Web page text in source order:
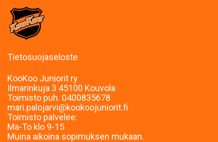
Tietosuojaseloste
KooKoo Juniorit ry
Ilmarinkuja 3 45100 Kouvola
Toimisto puh. 0400835678
mari.palojarvi@kookoojuniorit.fi
Toimisto palvelee:
Ma-To klo 9-15
Muina aikoina sopimuksen mukaan.